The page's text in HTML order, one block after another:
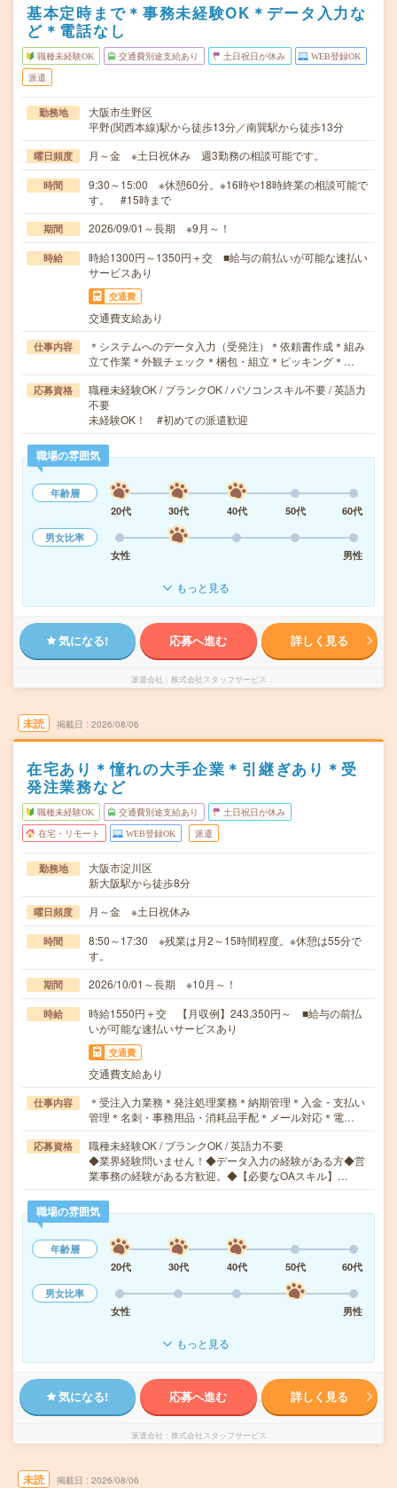
基本定時まで＊事務未経験OK＊データ入力な
ど＊電話なし
職種未経験OK 交通費別途支給あり 土日祝日が休み WEB登録OK
派遣
勤務地
大阪市生野区
平野(関西本線)駅から徒歩13分／南巽駅から徒歩13分
曜日頻度 月～金 ※土日祝休み 週3勤務の相談可能です。
時間
9:30～15:00 ※休憩60分。※16時や18時終業の相談可能で
す。 #15時まで
期間 2026/09/01～長期 ※9月～！
時給
時給1300円～1350円＋交 ■給与の前払いが可能な速払い
サービスあり
交通費
交通費支給あり
仕事内容
＊システムへのデータ入力（受発注）＊依頼書作成＊組み
立て作業＊外観チェック＊梱包・組立＊ピッキング＊…
応募資格
職種未経験OK / ブランクOK / パソコンスキル不要 / 英語力
不要
未経験OK！ #初めての派遣歓迎
職場の雰囲気
年齢層
20代
30代 40代 50代
60代
男女比率
女性
男性
もっと見る
気になる! 応募へ進む 詳しく見る
派遣会社 株式会社スタッフサービス
未読 掲載日 2026/08/06
在宅あり＊憧れの大手企業＊引継ぎあり＊受
発注業務など
職種未経験OK 交通費別途支給あり 土日祝日が休み
在宅・リモート WEB登録OK 派遣
勤務地
大阪市淀川区
新大阪駅から徒歩8分
曜日頻度 月～金 ※土日祝休み
時間
8:50～17:30 ※残業は月2～15時間程度。※休憩は55分で
す。
期間 2026/10/01～長期 ※10月～！
時給
時給1550円＋交 【月収例】243,350円～ ■給与の前払
いが可能な速払いサービスあり
交通費
交通費支給あり
仕事内容
＊受注入力業務＊発注処理業務＊納期管理＊入金・支払い
管理＊名刺・事務用品・消耗品手配＊メール対応＊電…
応募資格
職種未経験OK / ブランクOK / 英語力不要
◆業界経験問いません！◆データ入力の経験がある方◆営
業事務の経験がある方歓迎。◆【必要なOAスキル】…
職場の雰囲気
年齢層
20代
30代 40代 50代
60代
男女比率
女性
男性
もっと見る
気になる! 応募へ進む 詳しく見る
派遣会社 株式会社スタッフサービス
未読 掲載日 2026/08/06